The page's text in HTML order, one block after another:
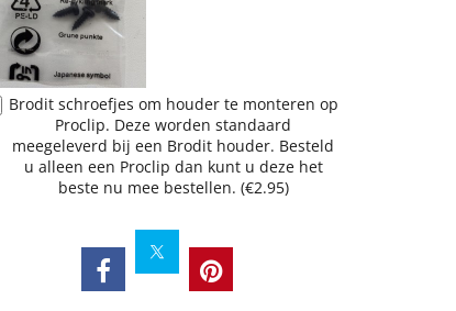
Brodit schroefjes om houder te monteren op
Proclip. Deze worden standaard
meegeleverd bij een Brodit houder. Besteld
u alleen een Proclip dan kunt u deze het
beste nu mee bestellen. (€2.95)